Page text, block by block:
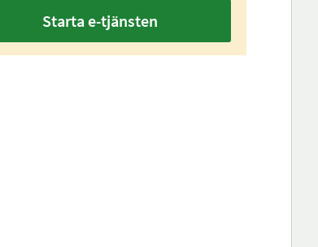
Starta e-tjänsten